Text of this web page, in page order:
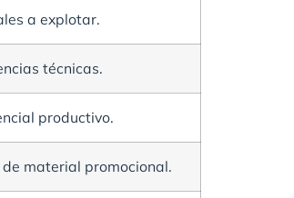
a explotar.
técnicas.
productivo.
material promocional.